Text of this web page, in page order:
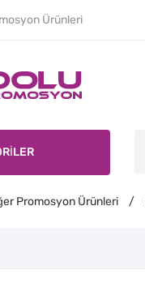
Ürünleri
Promosyon Ürünleri /